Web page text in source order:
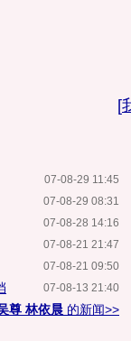
[
07-08-29 11:45
07-08-29 08:31
07-08-28 14:16
07-08-21 21:47
07-08-21 09:50
07-08-13 21:40
尊 林依晨 的新闻>>